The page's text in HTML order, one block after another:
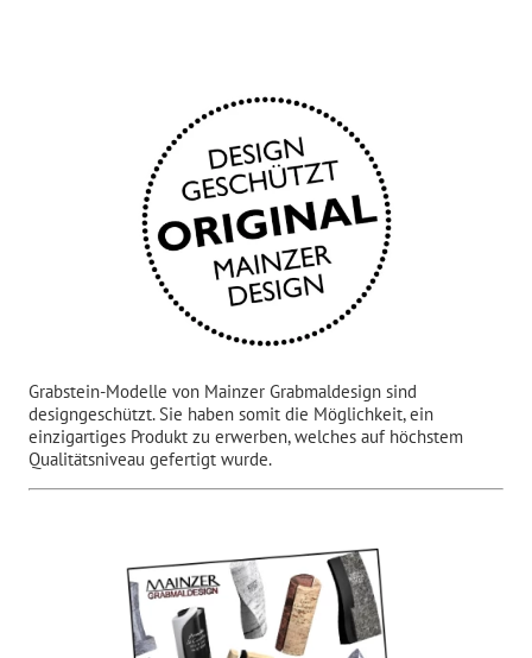
Grabstein-Modelle von Mainzer Grabmaldesign sind
designgeschützt. Sie haben somit die Möglichkeit, ein
einzigartiges Produkt zu erwerben, welches auf höchstem
Qualitätsniveau gefertigt wurde.